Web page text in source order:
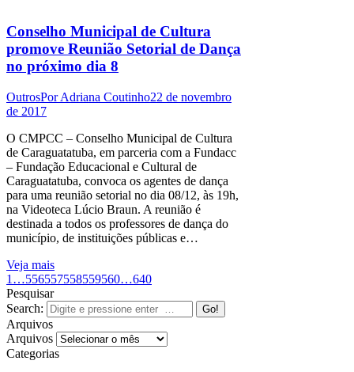
Conselho Municipal de Cultura
promove Reunião Setorial de Dança
no próximo dia 8
OutrosPorAdriana Coutinho22 de novembro
de 2017
O CMPCC – Conselho Municipal de Cultura
de Caraguatatuba, em parceria com a Fundacc
– Fundação Educacional e Cultural de
Caraguatatuba, convoca os agentes de dança
para uma reunião setorial no dia 08/12, às 19h,
na Videoteca Lúcio Braun. A reunião é
destinada a todos os professores de dança do
município, de instituições públicas e…
Veja mais
1 …556557558559560…640
Pesquisar
Search:
Arquivos
Arquivos
Categorias